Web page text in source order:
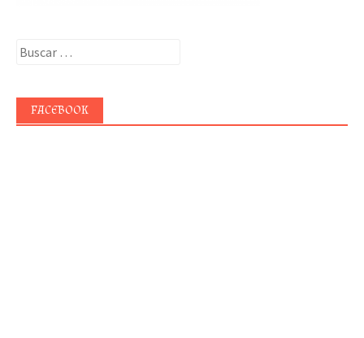
Buscar:
FACEBOOK